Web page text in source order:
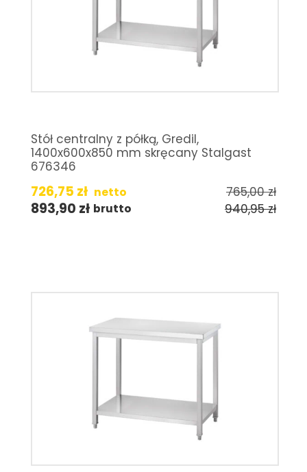
Stół centralny z półką, Gredil,
1400x600x850 mm skręcany Stalgast
676346
726,75 zł netto 765,00zł
893,90 zł brutto 940,95zł